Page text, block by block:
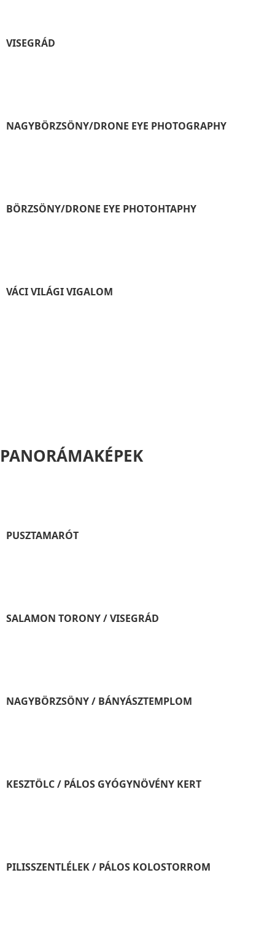
VISEGRÁD
NAGYBÖRZSÖNY/DRONE EYE PHOTOGRAPHY
BÖRZSÖNY/DRONE EYE PHOTOHTAPHY
VÁCI VILÁGI VIGALOM
PANORÁMAKÉPEK
PUSZTAMARÓT
SALAMON TORONY / VISEGRÁD
NAGYBÖRZSÖNY / BÁNYÁSZTEMPLOM
KESZTÖLC / PÁLOS GYÓGYNÖVÉNY KERT
PILISSZENTLÉLEK / PÁLOS KOLOSTORROM